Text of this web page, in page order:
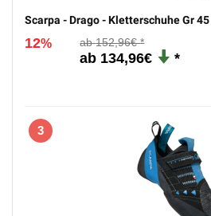
Scarpa - Drago - Kletterschuhe Gr
12% 152,96€
134,96€
3